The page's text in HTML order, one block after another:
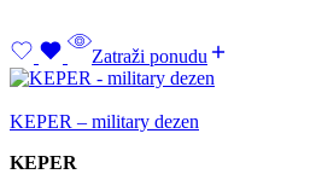
Zatraži ponudu
KEPER – military dezen
KEPER